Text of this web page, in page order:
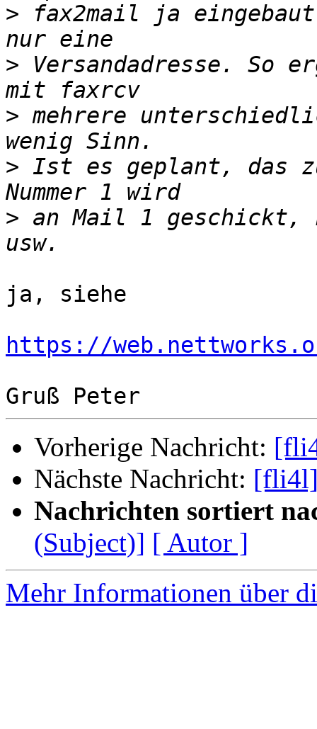
> fax2mail ja
> Versandadresse.
> mehrere
> Ist es geplant, das
> an Mail 1 geschickt,
ja, siehe
https://
Vorherige Nachricht:
Nächste Nachricht: [fli4l]
Nachrichten sortiert
(Subject)] [ Autor ]
Mehr Informationen über